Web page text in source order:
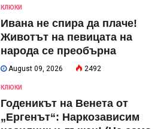
КЛЮКИ
Ивана не спира да плаче!
Животът на певицата на
народа се преобърна
August 09, 2026 2492
КЛЮКИ
Годеникът на Венета от
„Ергенът“: Наркозависим